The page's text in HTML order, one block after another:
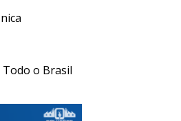
o Brasil